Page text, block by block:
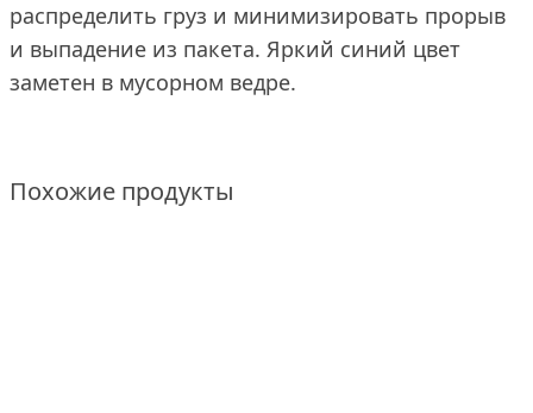
распределить груз и минимизировать прорыв
и выпадение из пакета. Яркий синий цвет
заметен в мусорном ведре.
Похожие продукты